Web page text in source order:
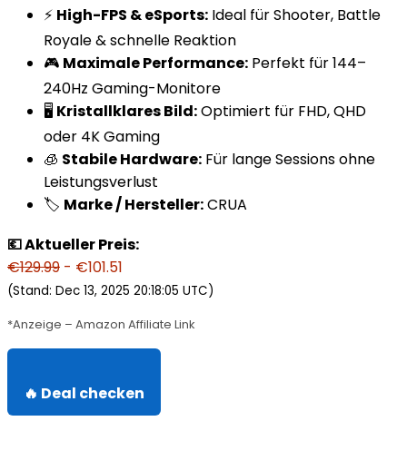
⚡ High-FPS & eSports: Ideal für Shooter, Battle
Royale & schnelle Reaktion
🎮 Maximale Performance: Perfekt für 144–
240Hz Gaming-Monitore
🖥️ Kristallklares Bild:Optimiert für FHD, QHD
oder 4K Gaming
🧊 Stabile Hardware: Für lange Sessions ohne
Leistungsverlust
🏷️ Marke / Hersteller:CRUA
💶 Aktueller Preis:
€129.99 - €101.51
(Stand: Dec 13, 2025 20:18:05 UTC)
*Anzeige – Amazon Affiliate Link
🔥 Deal checken